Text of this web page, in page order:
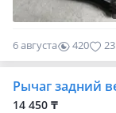
6 августа 420 23
Рычаг задний
14 450 ₸